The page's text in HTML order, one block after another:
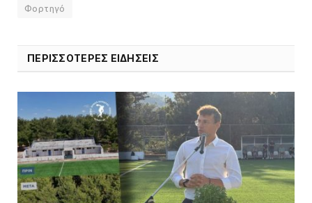
Φορτηγό
ΠΕΡΙΣΣΟΤΕΡΕΣ ΕΙΔΗΣΕΙΣ